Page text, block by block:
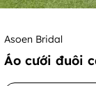
Asoen Bridal
Áo cưới đuôi